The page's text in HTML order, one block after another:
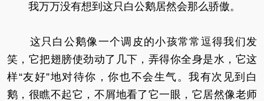
我万万没有想到这只白公鹅居然会那么骄傲。
这只白公鹅像一个调皮的小孩常常逗得我们发
笑，它把翅膀使劲动了几下，弄得你全身是水，它这
样“友好”地对待你，你也不会生气。我有次见到白
鹅，很瞧不起它，不屑地看了它一眼，它居然像老师